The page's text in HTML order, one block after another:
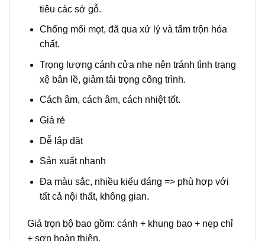
tiêu các sớ gỗ.
Chống mối mọt, đã qua xử lý và tẩm trộn hóa
chất.
Trọng lượng cánh cửa nhẹ nên tránh tình trạng
xệ bản lề, giảm tải trọng công trình.
Cách âm, cách âm, cách nhiệt tốt.
Giá rẻ
Dễ lắp đặt
Sản xuất nhanh
Đa màu sắc, nhiều kiểu dáng => phù hợp với
tất cả nội thất, không gian.
Giá trọn bộ bao gồm: cánh + khung bao + nẹp chỉ
+ sơn hoàn thiện.